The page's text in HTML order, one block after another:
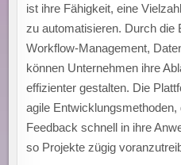
ist ihre Fähigkeit, eine
zu automatisieren. Durch die
Workflow-Management,
können Unternehmen ihre
effizienter gestalten. Die
agile
Feedback schnell in ihre
so Projekte zügig